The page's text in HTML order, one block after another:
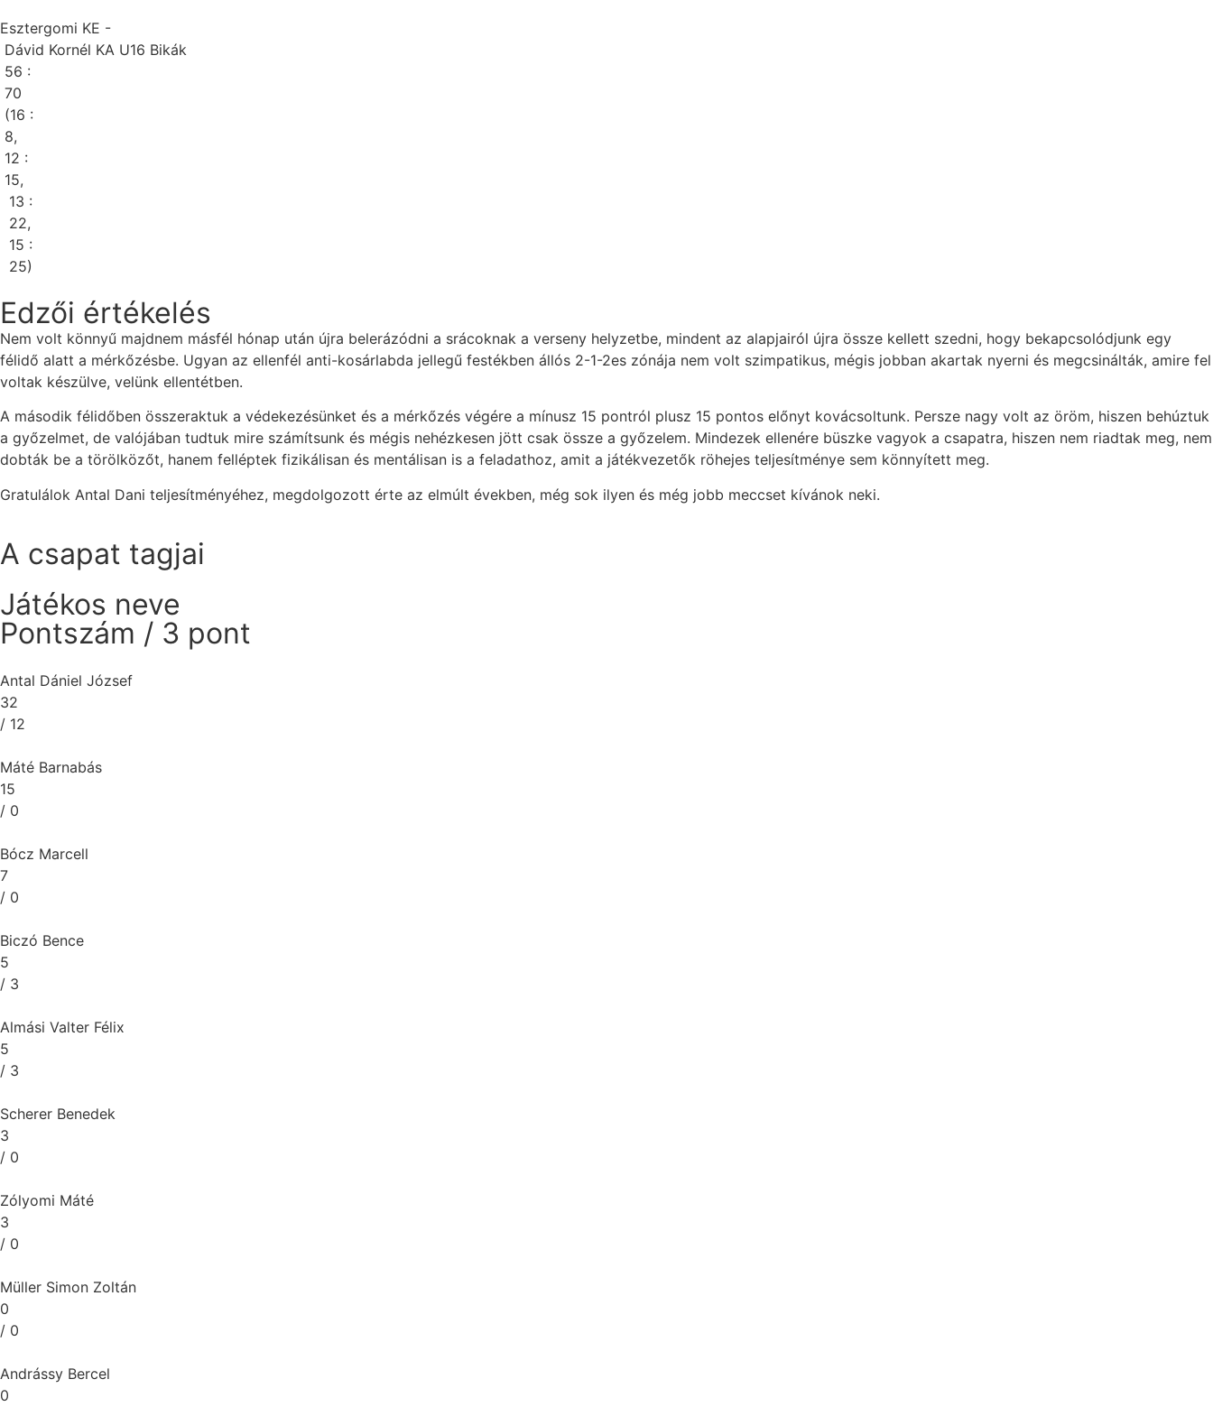
Esztergomi KE -
Dávid Kornél KA U16 Bikák
56 :
70
(16 :
8,
12 :
15,
13 :
22,
15 :
25)
Edzői értékelés
Nem volt könnyű majdnem másfél hónap után újra belerázódni a srácoknak a verseny helyzetbe, mindent az alapjairól újra össze kellett szedni, hogy bekapcsolódjunk egy
félidő alatt a mérkőzésbe. Ugyan az ellenfél anti-kosárlabda jellegű festékben állós 2-1-2es zónája nem volt szimpatikus, mégis jobban akartak nyerni és megcsinálták, amire fel
voltak készülve, velünk ellentétben.
A második félidőben összeraktuk a védekezésünket és a mérkőzés végére a mínusz 15 pontról plusz 15 pontos előnyt kovácsoltunk. Persze nagy volt az öröm, hiszen behúztuk
a győzelmet, de valójában tudtuk mire számítsunk és mégis nehézkesen jött csak össze a győzelem. Mindezek ellenére büszke vagyok a csapatra, hiszen nem riadtak meg, nem
dobták be a törölközőt, hanem felléptek fizikálisan és mentálisan is a feladathoz, amit a játékvezetők röhejes teljesítménye sem könnyített meg.
Gratulálok Antal Dani teljesítményéhez, megdolgozott érte az elmúlt években, még sok ilyen és még jobb meccset kívánok neki.
A csapat tagjai
Játékos neve
Pontszám / 3 pont
Antal Dániel József
32
/ 12
Máté Barnabás
15
/ 0
Bócz Marcell
7
/ 0
Biczó Bence
5
/ 3
Almási Valter Félix
5
/ 3
Scherer Benedek
3
/ 0
Zólyomi Máté
3
/ 0
Müller Simon Zoltán
0
/ 0
Andrássy Bercel
0